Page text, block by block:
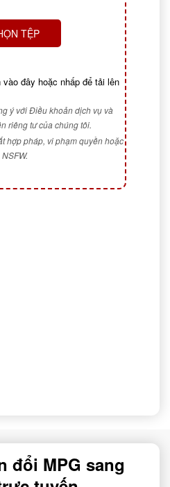
TỆP
đây hoặc nhấp để tải lên
ý với Điều khoản dịch vụ và
riêng tư của chúng tôi.
hợp pháp, vi phạm quyền hoặc
NSFW.
đổi MPG sang